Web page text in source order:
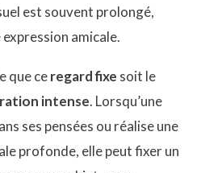
est souvent prolongé,
expression amicale.
que ceregard fixe soit le
intense. Lorsqu’une
ses pensées ou réalise une
profonde, elle peut fixer un